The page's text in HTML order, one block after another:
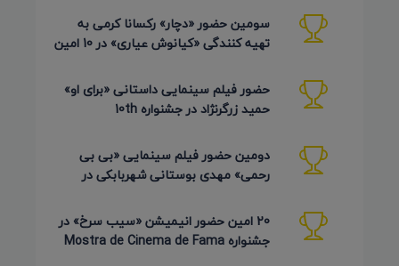
سومین حضور «دچار» رکسانا کرمی به
تهیه کنندگی «کیانوش عیاری» در 10 امین
حضور فیلم سینمایی داستانی «برای او»
حمید زرگرنژاد در جشنواره 10th
دومین حضور فیلم سینمایی «بی بی
رحمی» مهدی بوستانی شهربابکی در
20 امین حضور انیمیشن «سیب سرخ» در
جشنواره Mostra de Cinema de Fama